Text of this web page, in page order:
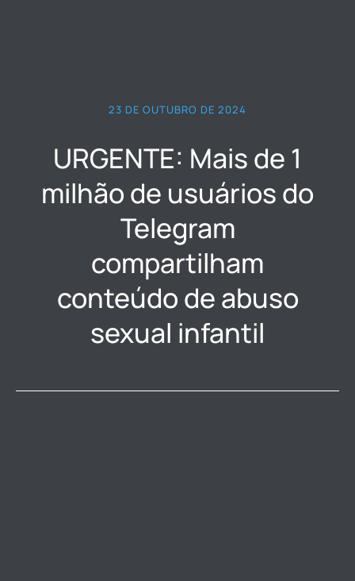
23 DE OUTUBRO DE 2024
URGENTE: Mais de 1
milhão de usuários do
Telegram
compartilham
conteúdo de abuso
sexual infantil